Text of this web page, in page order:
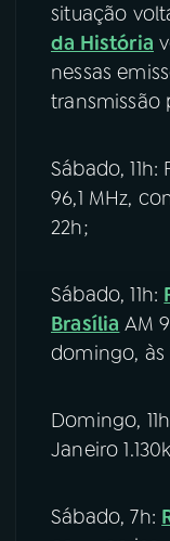
situação
da História
nessas
transmissão
Sábado, 11h:
96,1 MHz,
22h;
Sábado, 11h:
Brasília AM
domingo, às
Domingo,
Janeiro
Sábado, 7h: